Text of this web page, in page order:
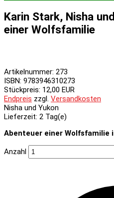
Karin Stark, Nisha
einer Wolfsfamilie
Artikelnummer: 273
ISBN: 9783946310273
Stückpreis: 12,00 EUR
Endpreis zzgl. Versandkosten
Nisha und Yukon
Lieferzeit: 2 Tag(e)
Abenteuer einer Wolfsfamilie
Anzahl